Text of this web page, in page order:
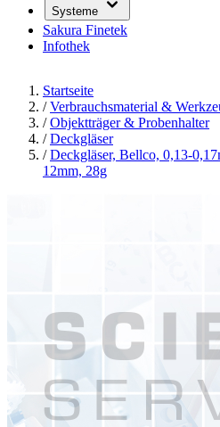
Systeme
Sakura Finetek
Infothek
Startseite
/ Verbrauchsmaterial &
/ Objektträger & Probenhalter
/ Deckgläser
/ Deckgläser, Bellco, 0,13-
12mm, 28g